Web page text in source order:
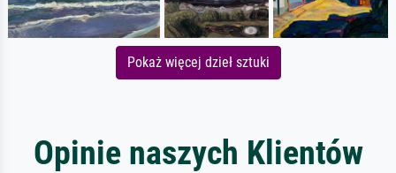
Pokaż więcej dzieł sztuki
Opinie naszych Klientów